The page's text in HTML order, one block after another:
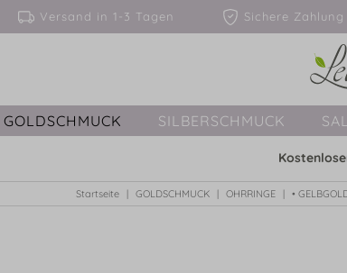
Versand in 1-3 Tagen Sichere
GOLDSCHMUCK SILBERSCHMUCK
Startseite GOLDSCHMUCK OHRRINGE •